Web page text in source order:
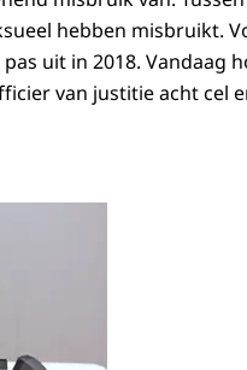
hebben misbruikt.
uit in 2018. Vandaag
van justitie acht cel